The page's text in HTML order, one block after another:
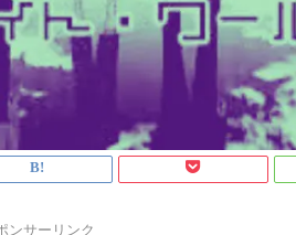
ンサーリンク